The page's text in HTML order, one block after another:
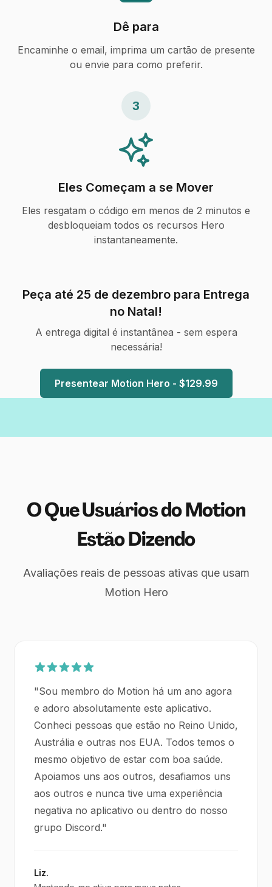
Dê para
Encaminhe o email, imprima um cartão de presente
ou envie para como preferir.
3
Eles Começam a se Mover
Eles resgatam o código em menos de 2 minutos e
desbloqueiam todos os recursos Hero
instantaneamente.
Peça até 25 de dezembro para Entrega
no Natal!
A entrega digital é instantânea - sem espera
necessária!
Presentear Motion Hero - $129.99
O Que Usuários do Motion
Estão Dizendo
Avaliações reais de pessoas ativas que usam
Motion Hero
"Sou membro do Motion há um ano agora
e adoro absolutamente este aplicativo.
Conheci pessoas que estão no Reino Unido,
Austrália e outras nos EUA. Todos temos o
mesmo objetivo de estar com boa saúde.
Apoiamos uns aos outros, desafiamos uns
aos outros e nunca tive uma experiência
negativa no aplicativo ou dentro do nosso
grupo Discord."
Liz.